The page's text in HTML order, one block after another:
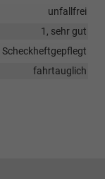
unfallfrei
1, sehr gut
Scheckheftgepflegt
fahrtauglich